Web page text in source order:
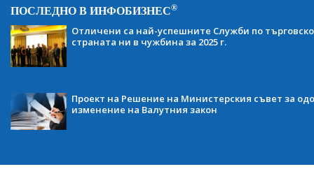
ПОСЛЕДНО В ИНФОБИЗНЕС®
Отличени са най-успешните Служби по
страната ни в чужбина за 2025 г.
Проект на Решение на Министерския съвет за
изменение на Валутния закон